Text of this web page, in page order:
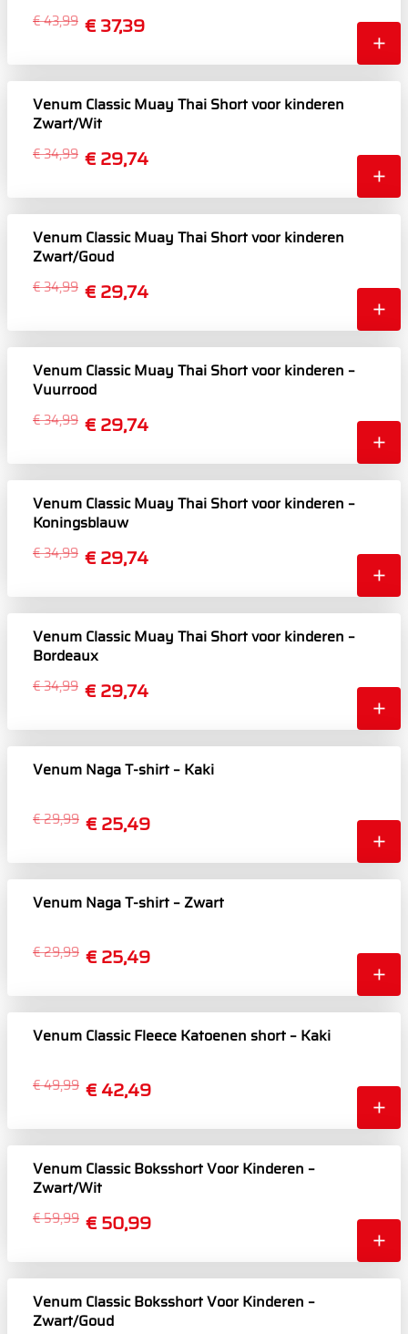
€ 37,39
€ 43,99
Venum Classic Muay Thai Short voor kinderen
Zwart/Wit
€ 29,74
€ 34,99
Venum Classic Muay Thai Short voor kinderen
Zwart/Goud
€ 29,74
€ 34,99
Venum Classic Muay Thai Short voor kinderen –
Vuurrood
€ 29,74
€ 34,99
Venum Classic Muay Thai Short voor kinderen –
Koningsblauw
€ 29,74
€ 34,99
Venum Classic Muay Thai Short voor kinderen –
Bordeaux
€ 29,74
€ 34,99
Venum Naga T-shirt – Kaki
€ 25,49
€ 29,99
Venum Naga T-shirt – Zwart
€ 25,49
€ 29,99
Venum Classic Fleece Katoenen short – Kaki
€ 42,49
€ 49,99
Venum Classic Boksshort Voor Kinderen –
Zwart/Wit
€ 50,99
€ 59,99
Venum Classic Boksshort Voor Kinderen –
Zwart/Goud